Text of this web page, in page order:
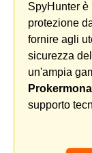
SpyHunter è
protezione
fornire agli
sicurezza
un'ampia
supporto